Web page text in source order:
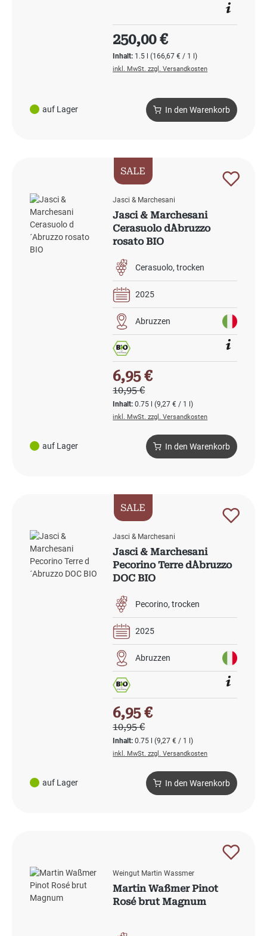
auf Lager
Inhalt: 1.5 l(166,67 € / 1 l)
Regulärer Preis:
250,00 €
inkl. MwSt. zzgl. Versandkosten
In den Warenkorb
SALE
auf Lager
Jasci & Marchesani
Jasci & Marchesani
Cerasuolo d´Abruzzo
rosato BIO
Cerasuolo trocken
2025
Abruzzen
Inhalt:0.75 l(9,27 € / 1 l)
Verkaufspreis:
6,95 €
Regulärer Preis:
10,95 €
inkl. MwSt. zzgl. Versandkosten
In den Warenkorb
SALE
auf Lager
Jasci & Marchesani
Jasci & Marchesani
Pecorino Terre d´Abruzzo
DOC BIO
Pecorino trocken
2025
Abruzzen
Inhalt:0.75 l(9,27 € / 1 l)
Verkaufspreis:
6,95 €
Regulärer Preis:
10,95 €
inkl. MwSt. zzgl. Versandkosten
In den Warenkorb
Weingut Martin Wassmer
Martin Waßmer Pinot
Rosé brut Magnum